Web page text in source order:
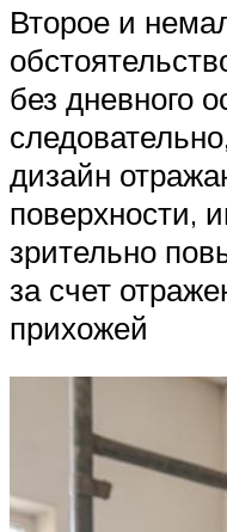
Второе и
без дневного
дизайн
поверхности,
зрительно
за счет
прихожей